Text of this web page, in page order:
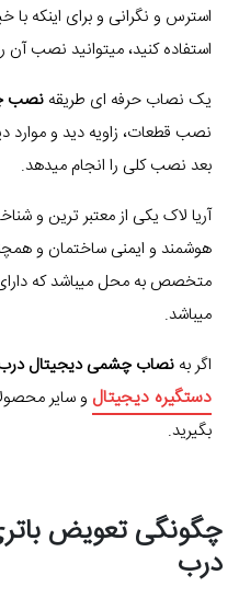
استرس و نگرانی و برای اینکه
استفاده کنید، میتوانید نصب آن
یک نصاب حرفه ای طریقه نصب
نصب قطعات، زاویه دید و موارد
بعد نصب کلی را انجام میدهد.
آریا لاک یکی از معتبر ترین و
هوشمند و ایمنی ساختمان و
میباشد.
اگر بهنصاب چشمی دیجیتال
دستگیره دیجیتال و سایر
بگیرید.
چگونگی تعویض
درب